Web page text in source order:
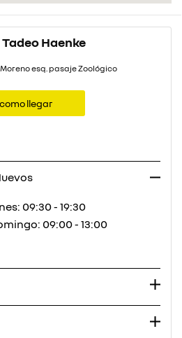
Haenke
esq. pasaje Zoológico
como llegar
como llegar
09:30 - 19:30
09:00 - 13:00